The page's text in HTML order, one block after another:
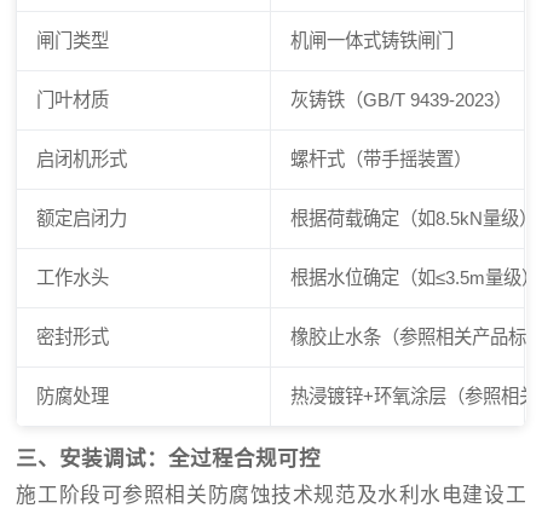
闸门类型 机闸一体式铸铁闸门
门叶材质 灰铸铁（GB/T 9439-2023）
启闭机形式 螺杆式（带手摇装置）
额定启闭力 根据荷载确定（如8.5kN量级）
工作水头 根据水位确定（如≤3.5m量级）
密封形式 橡胶止水条（参照相关产品标
防腐处理 热浸镀锌+环氧涂层（参照相
三、安装调试：全过程合规可控
施工阶段可参照相关防腐蚀技术规范及水利水电建设工